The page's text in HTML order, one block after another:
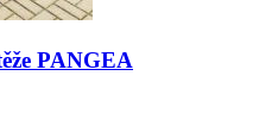
PANGEA